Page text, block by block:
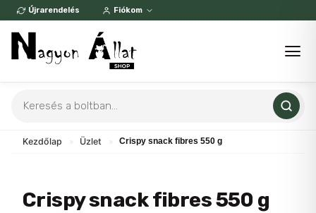
Skip
content
Újrarendelés Fiókom
search
Kezdőlap Üzlet Crispy snack fibres 550 g
Crispy snack fibres 550 g